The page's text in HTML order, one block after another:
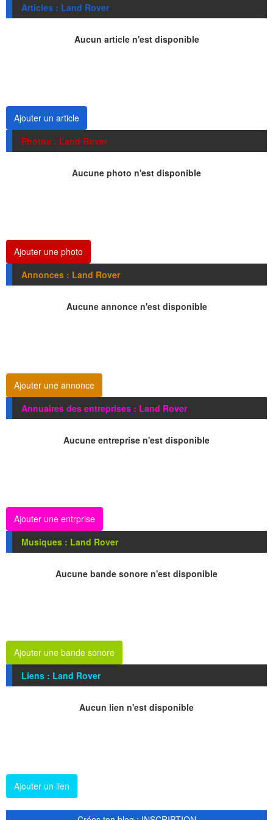
Articles : Land Rover
Aucun article n'est disponible
Ajouter un article
Photos : Land Rover
Aucune photo n'est disponible
Ajouter une photo
Annonces : Land Rover
Aucune annonce n'est disponible
Ajouter une annonce
Annuaires des entreprises : Land Rover
Aucune entreprise n'est disponible
Ajouter une entrprise
Musiques : Land Rover
Aucune bande sonore n'est disponible
Ajouter une bande sonore
Liens : Land Rover
Aucun lien n'est disponible
Ajouter un lien